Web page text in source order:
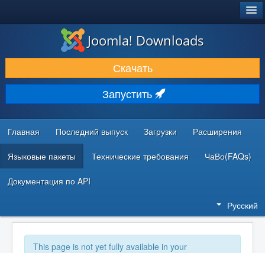
ЗАГРУЗКИ И РАСШИРЕНИЯ
ДОКУМЕНТАЦИЯ И ОБУЧЕНИЕ
СООБЩЕСТВО И ПОДДЕРЖКА
РЕСУРСЫ ДЛЯ РАЗРАБОТЧИКОВ
Joomla! Downloads
Скачать
Запустить
Главная Последний выпуск Загрузки Расширения
Языковые пакеты Технические требования ЧаВо(FAQs)
Документация по API
Русский
This page is not yet fully available in your